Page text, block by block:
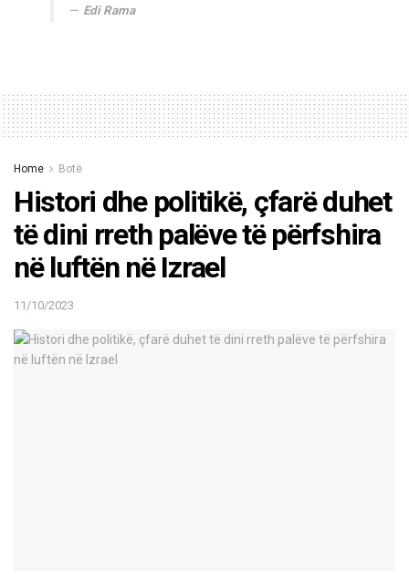
Edi Rama
Home Botë
Histori dhe politikë, çfarë duhet
të dini rreth palëve të përfshira
në luftën në Izrael
11/10/2023